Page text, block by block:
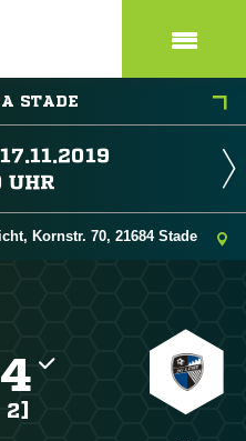
STADE

Kornstr. 70, 21684 Stade

2]